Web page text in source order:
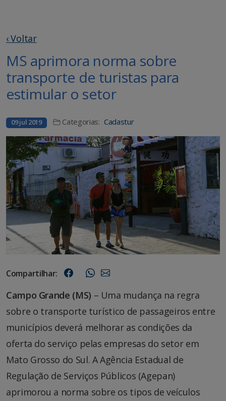
‹ Voltar
MS aprimora norma sobre
transporte de turistas para
estimular o setor
09 jul 2019 Categorias: Cadastur
Compartilhar:
Campo Grande (MS) – Uma mudança na regra
sobre o transporte turístico de passageiros entre
municípios deverá melhorar as condições da
oferta do serviço pelas empresas do setor em
Mato Grosso do Sul. A Agência Estadual de
Regulação de Serviços Públicos (Agepan)
aprimorou a norma sobre os tipos de veículos